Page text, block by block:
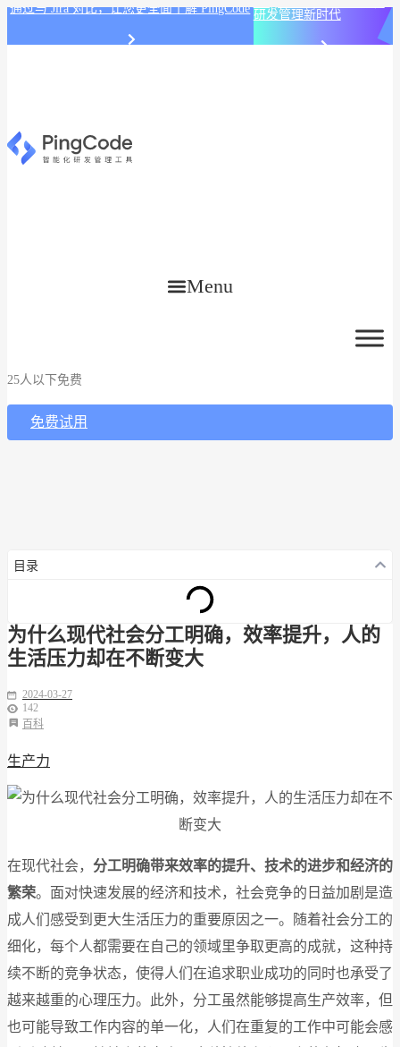
通过与 Jira 对比，让您更全面了解 PingCode 研发管理新时代
Menu
25人以下免费
免费试用
目录
为什么现代社会分工明确，效率提升，人的
生活压力却在不断变大
2024-03-27
142
百科
生产力
在现代社会， 分工明确带来效率的提升、技术的进步和经济的
繁荣。面对快速发展的经济和技术，社会竞争的日益加剧是造
成人们感受到更大生活压力的重要原因之一。随着社会分工的
细化，每个人都需要在自己的领域里争取更高的成就，这种持
续不断的竞争状态，使得人们在追求职业成功的同时也承受了
越来越重的心理压力。此外，分工虽然能够提高生产效率，但
也可能导致工作内容的单一化，人们在重复的工作中可能会感